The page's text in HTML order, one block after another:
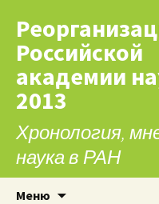
Российской
академии
2013
Хронология,
наука в РАН
Меню